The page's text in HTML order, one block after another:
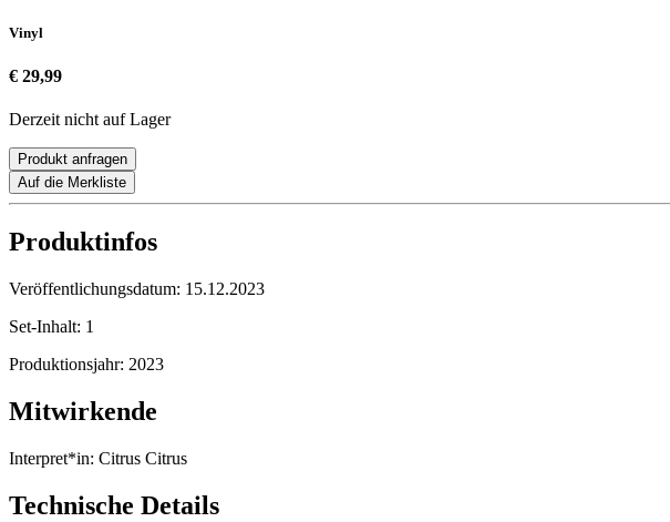
Vinyl
€ 29,99
Derzeit nicht auf Lager
Produkt anfragen
Auf die Merkliste
Produktinfos
Veröffentlichungsdatum: 15.12.2023
Set-Inhalt: 1
Produktionsjahr: 2023
Mitwirkende
Interpret*in: Citrus Citrus
Technische Details